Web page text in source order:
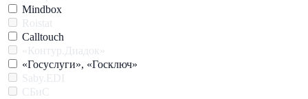
Mindbox
Roistat
Calltouch
«Контур.Диадок»
«Госуслуги», «Госключ»
Saby.EDI
СБиС